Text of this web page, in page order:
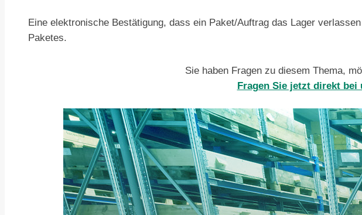
Eine elektronische Bestätigung, dass ein Paket/Auftrag das Lager
Paketes.
Sie haben Fragen zu diesem Thema,
Fragen Sie jetzt direkt bei